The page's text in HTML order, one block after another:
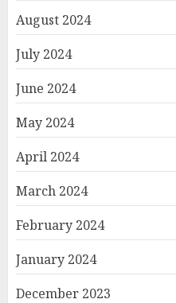
August 2024
July 2024
June 2024
May 2024
April 2024
March 2024
February 2024
January 2024
December 2023